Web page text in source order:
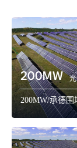
200MW
200MW/承德